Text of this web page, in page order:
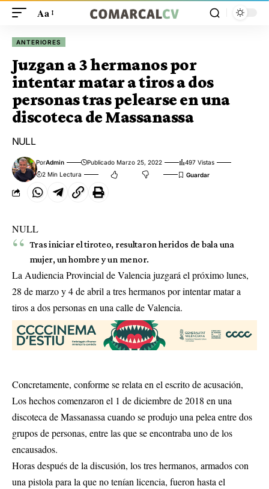
Aa
ANTERIORES
Juzgan a 3 hermanos por
intentar matar a tiros a dos
personas tras pelearse en una
discoteca de Massanassa
NULL
PorAdmin Publicado Marzo 25, 2022
497 Vistas
2 Min Lectura
NULL
Tras iniciar el tiroteo, resultaron heridos de bala una
mujer, un hombre y un menor.
La Audiencia Provincial de Valencia juzgará el próximo lunes,
28 de marzo y 4 de abril a tres hermanos por intentar matar a
tiros a dos personas en una calle de Valencia.
Concretamente, conforme se relata en el escrito de acusación,
Los hechos comenzaron el 1 de diciembre de 2018 en una
discoteca de Massanassa cuando se produjo una pelea entre dos
grupos de personas, entre las que se encontraba uno de los
encausados.
Horas después de la discusión, los tres hermanos, armados con
una pistola para la que no tenían licencia, fueron hasta el